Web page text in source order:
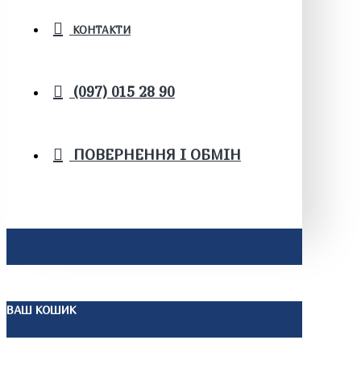
КОНТАКТИ
(097) 015 28 90
ПОВЕРНЕННЯ І ОБМІН
ВАШ КОШИК